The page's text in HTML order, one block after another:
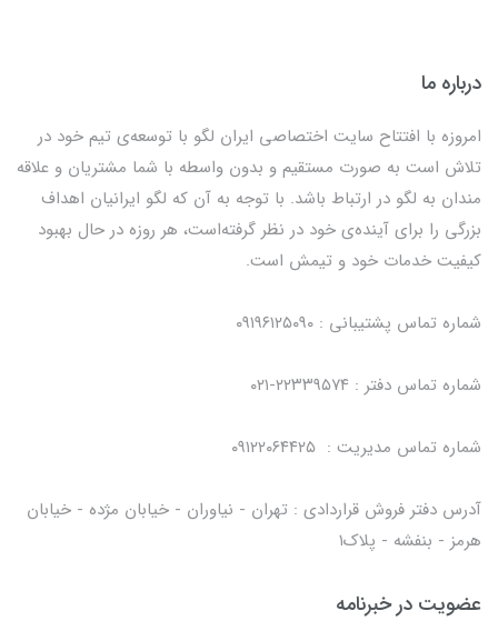
درباره ما
امروزه با افتتاح سایت اختصاصی ایران لگو با توسعه‌ی تیم خود در
تلاش است به صورت مستقیم و بدون واسطه با شما مشتریان و علاقه
مندان به لگو در ارتباط باشد. با توجه به آن که لگو ایرانیان اهداف
بزرگی را برای آینده‌ی خود در نظر گرفته‌است، هر روزه در حال بهبود
کیفیت خدمات خود و تیمش است.
شماره تماس پشتیبانی : ۰۹۱۹۶۱۲۵۰۹۰
شماره تماس دفتر : ۲۲۳۳۹۵۷۴-۰۲۱
شماره تماس مدیریت : ۰۹۱۲۲۰۶۴۴۲۵
آدرس دفتر فروش قراردادی : تهران - نیاوران - خیابان مژده - خیابان
هرمز - بنفشه - پلاک۱
عضویت در خبرنامه